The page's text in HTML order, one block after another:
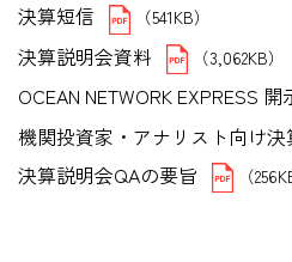
決算短信 （541KB）
決算説明会資料 （3,062KB）
OCEAN NETWORK EXPRESS
機関投資家・アナリスト向け
決算説明会QAの要旨
（